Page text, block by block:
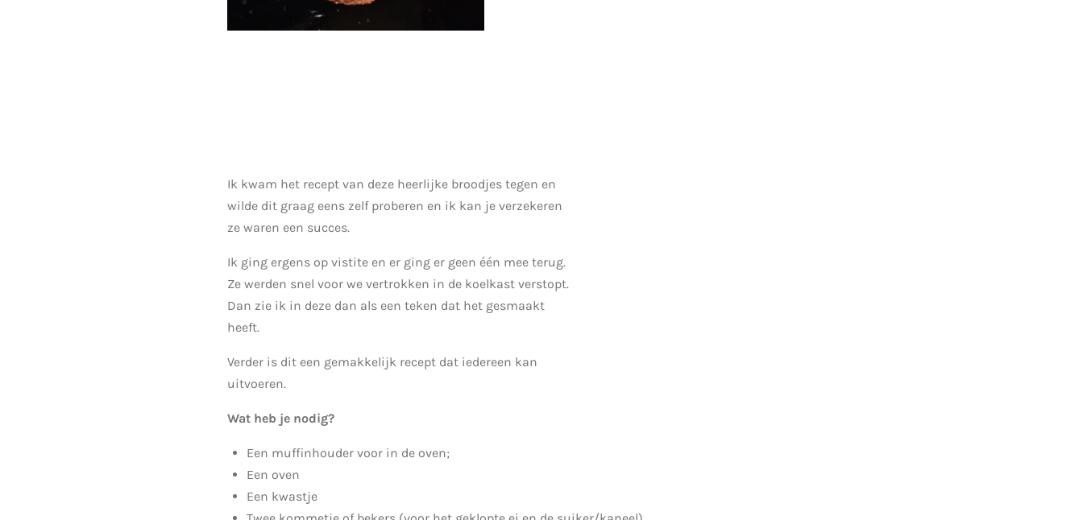
Ik kwam het recept van deze heerlijke broodjes tegen en
wilde dit graag eens zelf proberen en ik kan je verzekeren
ze waren een succes.
Ik ging ergens op vistite en er ging er geen één mee terug.
Ze werden snel voor we vertrokken in de koelkast verstopt.
Dan zie ik in deze dan als een teken dat het gesmaakt
heeft.
Verder is dit een gemakkelijk recept dat iedereen kan
uitvoeren.
Wat heb je nodig?
Een muffinhouder voor in de oven;
Een oven
Een kwastje